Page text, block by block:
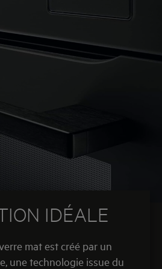
en matière de design dans
Black AEG ajoute la touche
un design d’exception. Elle
dans leur
IDÉALE
mat est créé par un
une technologie issue du